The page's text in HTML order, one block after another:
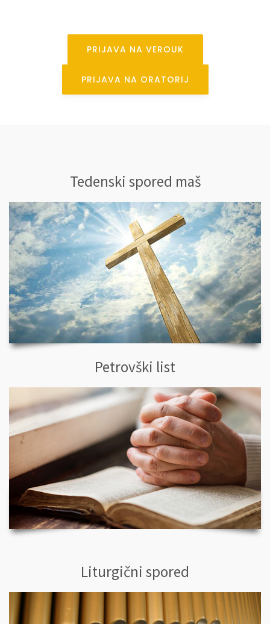
PRIJAVA NA VEROUK
PRIJAVA NA ORATORIJ
Tedenski spored maš
Petrovški list
Liturgični spored